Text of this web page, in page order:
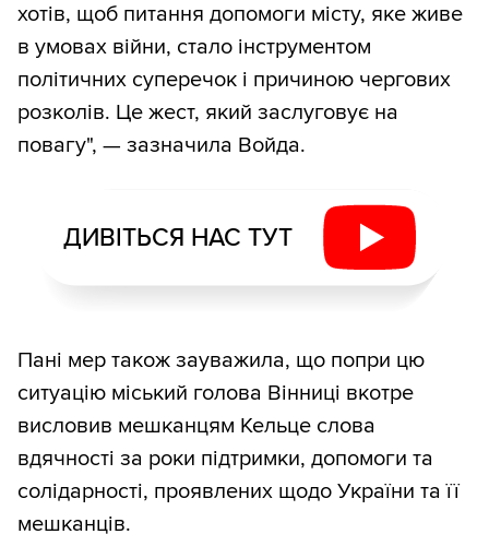
хотів, щоб питання допомоги місту, яке живе
в умовах війни, стало інструментом
політичних суперечок і причиною чергових
розколів. Це жест, який заслуговує на
повагу", — зазначила Войда.
ДИВІТЬСЯ НАС ТУТ
Пані мер також зауважила, що попри цю
ситуацію міський голова Вінниці вкотре
висловив мешканцям Кельце слова
вдячності за роки підтримки, допомоги та
солідарності, проявлених щодо України та її
мешканців.